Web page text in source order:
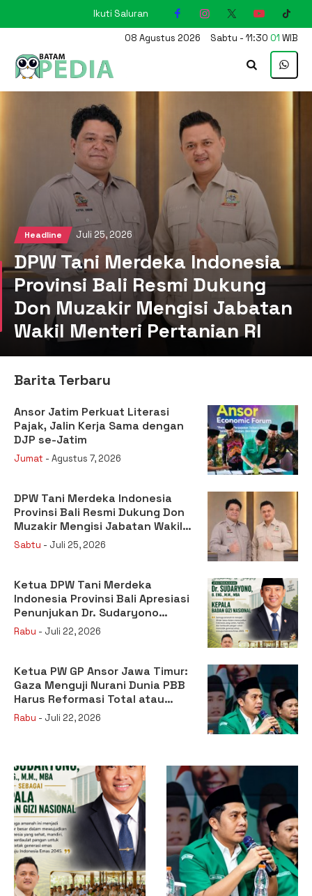
Ikuti Saluran
08 Agustus 2026 Sabtu- 11:30 02 WIB
Headline Juli 25, 2026
DPW Tani Merdeka Indonesia
Provinsi Bali Resmi Dukung
Don Muzakir Mengisi Jabatan
Wakil Menteri Pertanian RI
Barita Terbaru
Ansor Jatim Perkuat Literasi
Pajak, Jalin Kerja Sama dengan
DJP se-Jatim
Jumat - Agustus 7, 2026
DPW Tani Merdeka Indonesia
Provinsi Bali Resmi Dukung Don
Muzakir Mengisi Jabatan Wakil
Menteri Pertanian RI
Sabtu - Juli 25, 2026
Ketua DPW Tani Merdeka
Indonesia Provinsi Bali Apresiasi
Penunjukan Dr. Sudaryono
sebagai Kepala Badan Gizi
Rabu - Juli 22, 2026
Ketua PW GP Ansor Jawa Timur:
Gaza Menguji Nurani Dunia PBB
Harus Reformasi Total atau
Kehilangan Legitimasi
Rabu - Juli 22, 2026